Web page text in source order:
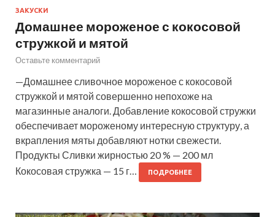
ЗАКУСКИ
Домашнее мороженое с кокосовой
стружкой и мятой
Оставьте комментарий
—Домашнее сливочное мороженое с кокосовой
стружкой и мятой совершенно непохоже на
магазинные аналоги. Добавление кокосовой стружки
обеспечивает мороженому интересную структуру, а
вкрапления мяты добавляют нотки свежести.
Продукты Сливки жирностью 20 % — 200 мл
Кокосовая стружка — 15 г…
ПОДРОБНЕЕ